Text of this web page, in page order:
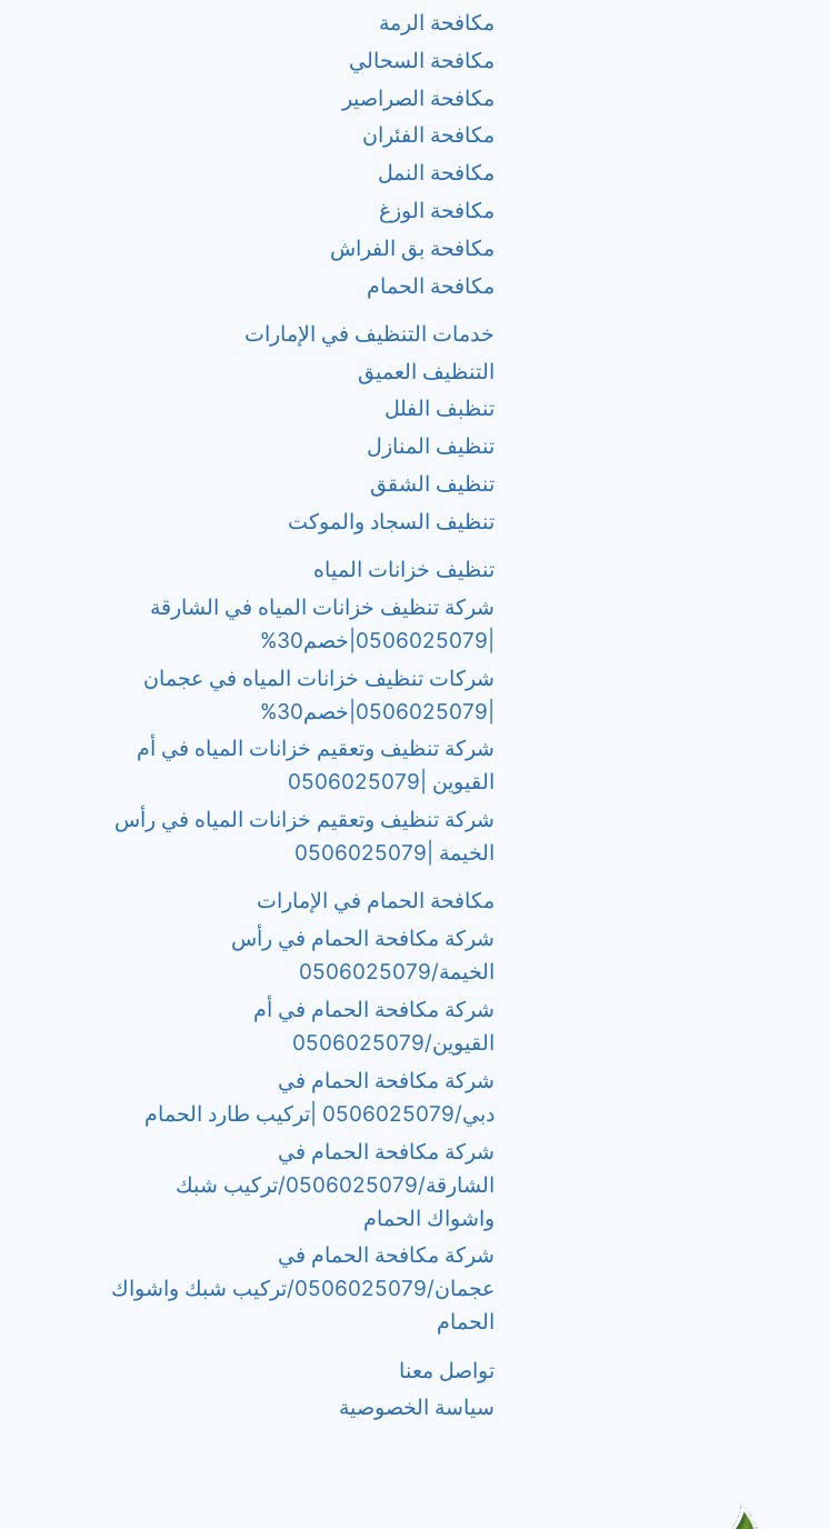
مكافحة الرمة
مكافحة السحالي
مكافحة الصراصير
مكافحة الفئران
مكافحة النمل
مكافحة الوزغ
مكافحة بق الفراش
مكافحة الحمام
خدمات التنظيف في الإمارات
التنظيف العميق
تنظبف الفلل
تنظيف المنازل
تنظيف الشقق
تنظيف السجاد والموكت
تنظيف خزانات المياه
شركة تنظيف خزانات المياه في الشارقة
شركات تنظيف خزانات المياه في عجمان
شركة تنظيف وتعقيم خزانات المياه في أم
القيوين |0506025079
شركة تنظيف وتعقيم خزانات المياه في رأس
الخيمة |0506025079
مكافحة الحمام في الإمارات
شركة مكافحة الحمام في رأس
الخيمة/0506025079
شركة مكافحة الحمام في أم
القيوين/0506025079
شركة مكافحة الحمام في
دبي/0506025079 |تركيب طارد الحمام
شركة مكافحة الحمام في
الشارقة/0506025079/تركيب شبك
واشواك الحمام
شركة مكافحة الحمام في
عجمان/0506025079/تركيب شبك واشواك
الحمام
تواصل معنا
سياسة الخصوصية